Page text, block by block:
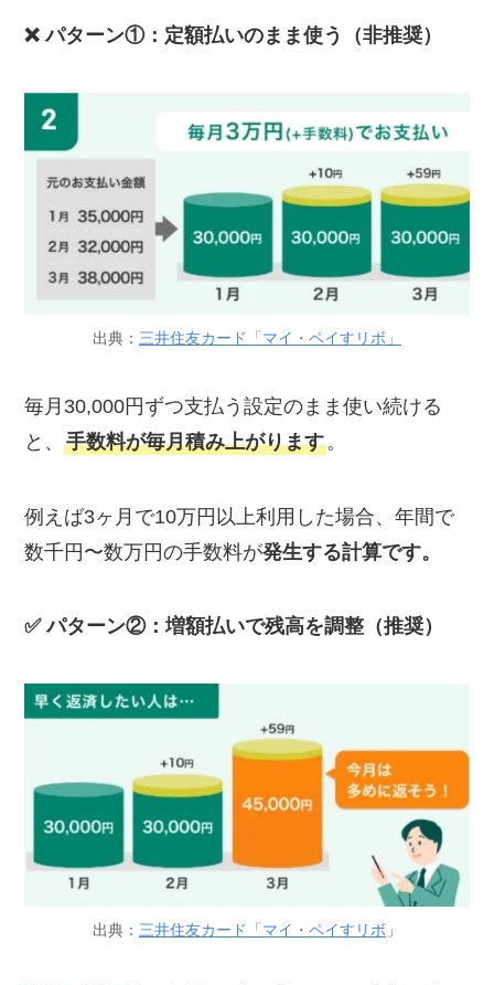
❌ パターン①：定額払いのまま使う（非推奨）
出典： 三井住友カード「マイ・ペイすリボ」
毎月30,000円ずつ支払う設定のまま使い続ける
と、手数料が毎月積み上がります。
例えば3ヶ月で10万円以上利用した場合、年間で
数千円〜数万円の手数料が発生する計算です。
✅ パターン②：増額払いで残高を調整（推奨）
出典： 三井住友カード「マイ・ペイすリボ 」